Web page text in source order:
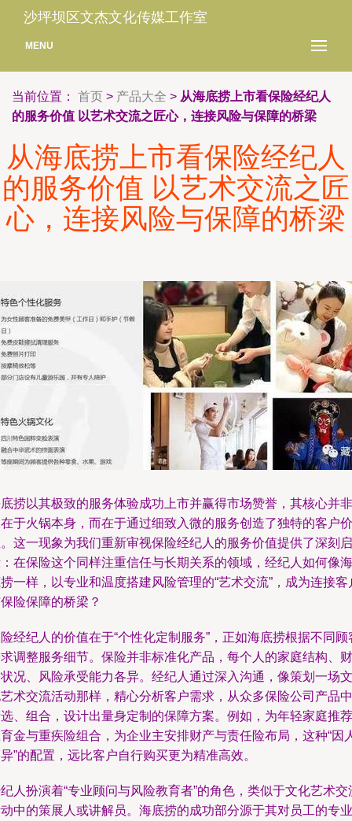
沙坪坝区文杰文化传媒工作室
MENU
当前位置： 首页 > 产品大全 > 从海底捞上市看保险经纪人
的服务价值 以艺术交流之匠心，连接风险与保障的桥梁
从海底捞上市看保险经纪人
的服务价值 以艺术交流之匠
心，连接风险与保障的桥梁
捞以其极致的服务体验成功上市并赢得市场赞誉，其核心并非
于火锅本身，而在于通过细致入微的服务创造了独特的客户价
这一现象为我们重新审视保险经纪人的服务价值提供了深刻启
在保险这个同样注重信任与长期关系的领域，经纪人如何像海
一样，以专业和温度搭建风险管理的“艺术交流”，成为连接客
险保障的桥梁？
经纪人的价值在于“个性化定制服务”，正如海底捞根据不同顾
调整服务细节。保险并非标准化产品，每个人的家庭结构、财
况、风险承受能力各异。经纪人通过深入沟通，像策划一场文
术交流活动那样，精心分析客户需求，从众多保险公司产品中
、组合，设计出量身定制的保障方案。例如，为年轻家庭推荐
金与重疾险组合，为企业主安排财产与责任险布局，这种“因
”的配置，远比客户自行购买更为精准高效。
人扮演着“专业顾问与风险教育者”的角色，类似于文化艺术交
中的策展人或讲解员。海底捞的成功部分源于其对员工的专业